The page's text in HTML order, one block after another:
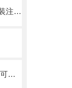
PZ773H液动刀闸阀结构特点与安装注意事项
燃气管道燃气球阀：安全、高效与可靠的燃气控制